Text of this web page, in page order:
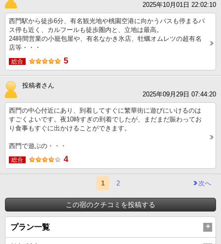
2025年10月01日 22:02:10
西門駅から徒歩6分、有名観光地や桃園空港に向かうバスも停まるバ
ス停も近く、カルフールも徒歩圏内と、立地は最高。
24時間営業の小籠包屋や、有名なかき氷店、牡蠣オムレツの超有名
店等・・・
総合 5
投稿者さん
2025年09月29日 07:44:20
西門の中心付近にあり、到着してすぐに繁華街に遊びにいけるのは
すごくよいです。夜10時すぎの到着でしたが、まだまだ賑わってお
り食事もすぐに出かけることができます。
西門で遊ぶの・・・
総合 4
1 2 次へ
この宿のクチコミを投稿する
プラン一覧